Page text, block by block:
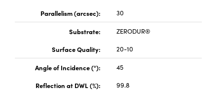
Microscopes | 袖珍顯微鏡
鏡
Gratings™
Parallelism (arcsec):
30
Substrate:
ZERODUR®
Surface Quality:
20-10
Angle of Incidence (°):
45
Reflection at DWL (%):
99.8